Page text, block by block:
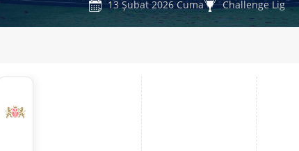
13 Şubat 2026 Cuma Challenge Lig